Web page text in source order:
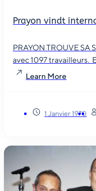
Prayon vindt
PRAYON TROUVE SA
avec 1097 travailleurs.
Learn More
1 Janvier 1970